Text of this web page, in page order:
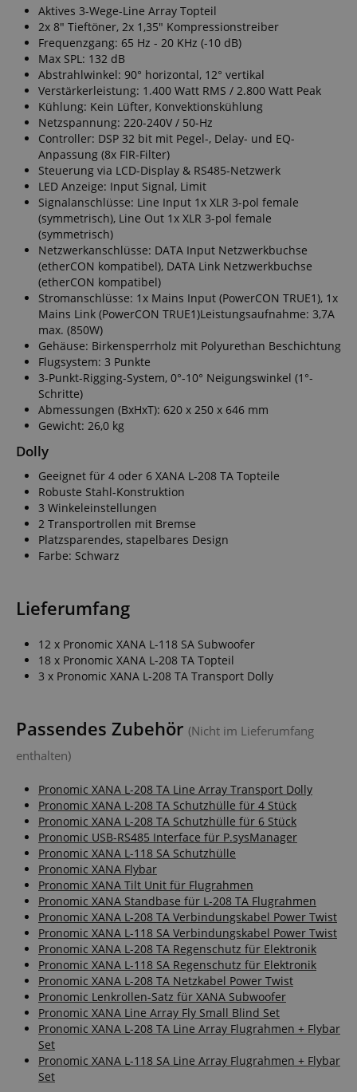
Aktives 3-Wege-Line Array Topteil
2x 8" Tieftöner, 2x 1,35" Kompressionstreiber
Frequenzgang: 65 Hz - 20 KHz (-10 dB)
Max SPL: 132 dB
Abstrahlwinkel: 90° horizontal, 12° vertikal
Verstärkerleistung: 1.400 Watt RMS / 2.800 Watt Peak
Kühlung: Kein Lüfter, Konvektionskühlung
Netzspannung: 220-240V / 50-Hz
Controller: DSP 32 bit mit Pegel-, Delay- und EQ-
Anpassung (8x FIR-Filter)
Steuerung via LCD-Display & RS485-Netzwerk
LED Anzeige: Input Signal, Limit
Signalanschlüsse: Line Input 1x XLR 3-pol female
(symmetrisch), Line Out 1x XLR 3-pol female
(symmetrisch)
Netzwerkanschlüsse: DATA Input Netzwerkbuchse
(etherCON kompatibel), DATA Link Netzwerkbuchse
(etherCON kompatibel)
Stromanschlüsse: 1x Mains Input (PowerCON TRUE1), 1x
Mains Link (PowerCON TRUE1)Leistungsaufnahme: 3,7A
max. (850W)
Gehäuse: Birkensperrholz mit Polyurethan Beschichtung
Flugsystem: 3 Punkte
3-Punkt-Rigging-System, 0°-10° Neigungswinkel (1°-
Schritte)
Abmessungen (BxHxT): 620 x 250 x 646 mm
Gewicht: 26,0 kg
Dolly
Geeignet für 4 oder 6 XANA L-208 TA Topteile
Robuste Stahl-Konstruktion
3 Winkeleinstellungen
2 Transportrollen mit Bremse
Platzsparendes, stapelbares Design
Farbe: Schwarz
Lieferumfang
12 x Pronomic XANA L-118 SA Subwoofer
18 x Pronomic XANA L-208 TA Topteil
3 x Pronomic XANA L-208 TA Transport Dolly
Passendes Zubehör (Nicht im Lieferumfang
enthalten)
Pronomic XANA L-208 TA Line Array Transport Dolly
Pronomic XANA L-208 TA Schutzhülle für 4 Stück
Pronomic XANA L-208 TA Schutzhülle für 6 Stück
Pronomic USB-RS485 Interface für P.sysManager
Pronomic XANA L-118 SA Schutzhülle
Pronomic XANA Flybar
Pronomic XANA Tilt Unit für Flugrahmen
Pronomic XANA Standbase für L-208 TA Flugrahmen
Pronomic XANA L-208 TA Verbindungskabel Power Twist
Pronomic XANA L-118 SA Verbindungskabel Power Twist
Pronomic XANA L-208 TA Regenschutz für Elektronik
Pronomic XANA L-118 SA Regenschutz für Elektronik
Pronomic XANA L-208 TA Netzkabel Power Twist
Pronomic Lenkrollen-Satz für XANA Subwoofer
Pronomic XANA Line Array Fly Small Blind Set
Pronomic XANA L-208 TA Line Array Flugrahmen + Flybar
Set
Pronomic XANA L-118 SA Line Array Flugrahmen + Flybar
Set
identifizieren.
Cookie
Anbieter /
Domain
Laufzeit
zoovu-
vid-
91347
www.kirstein.at
Stunde
59
Minuten
remembering
the state of
assistant for
a given end
user (what
clicked, on
which page
he was the
Datenschutzerklärung